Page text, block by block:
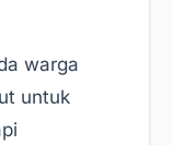
warga
untuk